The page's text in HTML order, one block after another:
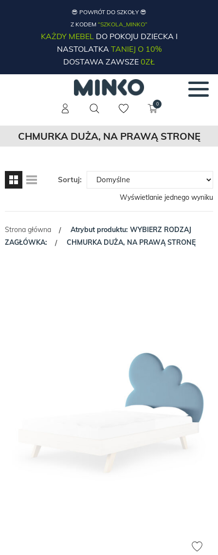
😎 POWRÓT DO SZKOŁY 😎
Z KODEM “SZKOLA_MINKO”
KAŻDY MEBELDO POKOJU DZIECKA I
NASTOLATKATANIEJ O 10%
DOSTAWA ZAWSZE 0ZŁ
0
CHMURKA DUŻA, NA PRAWĄ STRONĘ
Sortuj:
Wyświetlanie jednego wyniku
Strona główna /
Atrybut produktu: WYBIERZ RODZAJ
ZAGŁÓWKA:
/ CHMURKA DUŻA, NA PRAWĄ STRONĘ